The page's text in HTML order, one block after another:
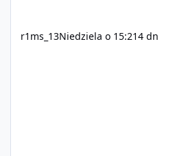
r1ms_13Niedziela o 15:214 dn